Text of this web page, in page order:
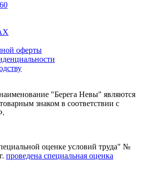
оферты
"Берега Невы" являются
знаком в соответствии с
оценке условий труда" №
проведена специальная оценка